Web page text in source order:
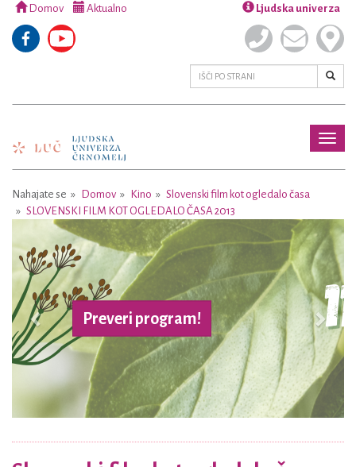
Domov Aktualno Ljudska univerza
Nahajate se Domov Kino
Slovenski film kot ogledalo časa
SLOVENSKI FILM KOT OGLEDALO ČASA 2013
Preveri program!
Previous Next